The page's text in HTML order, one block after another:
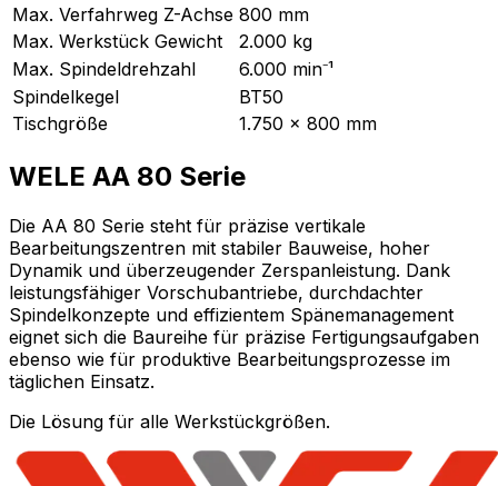
Max. Verfahrweg Z-Achse 800 mm
Max. Werkstück Gewicht
2.000 kg
Max. Spindeldrehzahl
6.000 min⁻¹
Spindelkegel
BT50
Tischgröße
1.750 x 800 mm
WELE AA 80 Serie
Die AA 80 Serie steht für präzise vertikale
Bearbeitungszentren mit stabiler Bauweise, hoher
Dynamik und überzeugender Zerspanleistung. Dank
leistungsfähiger Vorschubantriebe, durchdachter
Spindelkonzepte und effizientem Spänemanagement
eignet sich die Baureihe für präzise Fertigungsaufgaben
ebenso wie für produktive Bearbeitungsprozesse im
täglichen Einsatz.
Die Lösung für alle Werkstückgrößen.